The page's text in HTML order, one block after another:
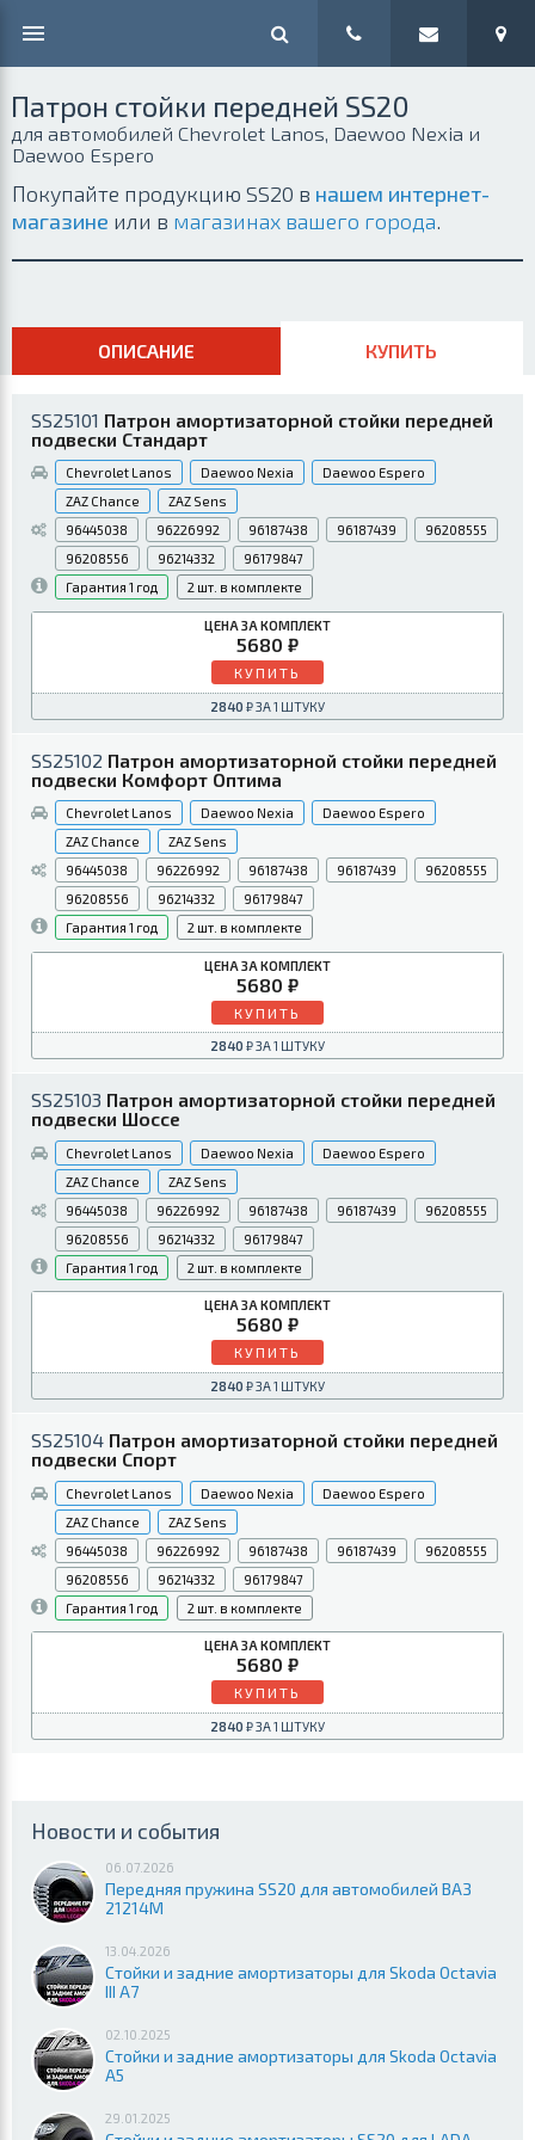
Патрон стойки передней SS20
для автомобилей Chevrolet Lanos, Daewoo Nexia и
Daewoo Espero
Покупайте продукцию SS20 в нашем интернет-
магазине или в магазинах вашего города.
ОПИСАНИЕ КУПИТЬ
SS25101 Патрон амортизаторной стойки передней
подвески Стандарт
Chevrolet Lanos Daewoo Nexia
Daewoo Espero
ZAZ Chance
ZAZ Sens
96445038
96226992 96187438 96187439
96208555
96208556
96214332
96179847
1 год
2
5680
КУПИТЬ
2840
SS25102 Патрон амортизаторной стойки передней
подвески Комфорт Оптима
Chevrolet Lanos Daewoo Nexia
Daewoo Espero
ZAZ Chance
ZAZ Sens
96445038
96226992 96187438 96187439
96208555
96208556
96214332
96179847
1 год
2
5680
КУПИТЬ
2840
SS25103 Патрон амортизаторной стойки передней
подвески Шоссе
Chevrolet Lanos Daewoo Nexia
Daewoo Espero
ZAZ Chance
ZAZ Sens
96445038
96226992 96187438 96187439
96208555
96208556
96214332
96179847
1 год
2
5680
КУПИТЬ
2840
SS25104 Патрон амортизаторной стойки передней
подвески Спорт
Chevrolet Lanos Daewoo Nexia
Daewoo Espero
ZAZ Chance
ZAZ Sens
96445038
96226992 96187438 96187439
96208555
96208556
96214332
96179847
1 год
2
5680
КУПИТЬ
2840
Новости и события
06.07.2026
Передняя пружина SS20 для автомобилей ВАЗ
21214М
13.04.2026
Стойки и задние амортизаторы для Skoda Octavia
III A7
02.10.2025
Стойки и задние амортизаторы для Skoda Octavia
A5
29.01.2025